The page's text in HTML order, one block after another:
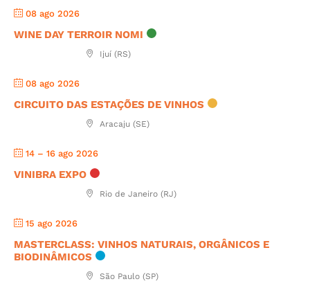
08 ago 2026
WINE DAY TERROIR NOMI
Ijuí (RS)
08 ago 2026
CIRCUITO DAS ESTAÇÕES DE VINHOS
Aracaju (SE)
14 – 16 ago 2026
VINIBRA EXPO
Rio de Janeiro (RJ)
15 ago 2026
MASTERCLASS: VINHOS NATURAIS, ORGÂNICOS E
BIODINÂMICOS
São Paulo (SP)